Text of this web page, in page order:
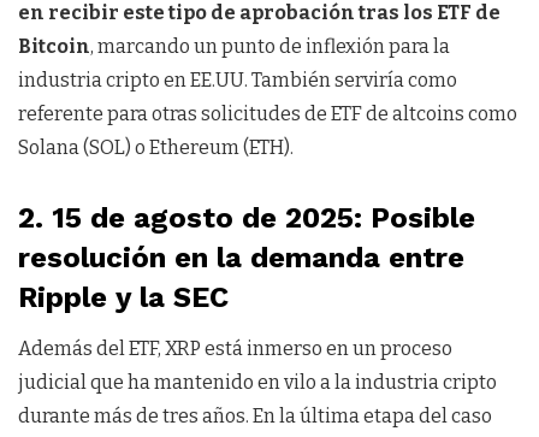
en recibir este tipo de aprobación tras los ETF de
Bitcoin, marcando un punto de inflexión para la
industria cripto en EE.UU. También serviría como
referente para otras solicitudes de ETF de altcoins como
Solana (SOL) o Ethereum (ETH).
2. 15 de agosto de 2025: Posible
resolución en la demanda entre
Ripple y la SEC
Además del ETF, XRP está inmerso en un proceso
judicial que ha mantenido en vilo a la industria cripto
durante más de tres años. En la última etapa del caso